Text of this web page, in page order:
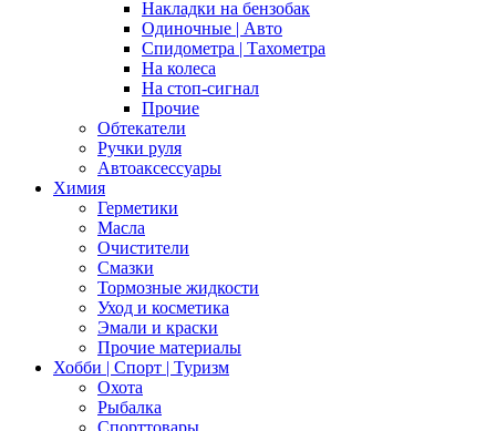
Накладки на бензобак
Одиночные | Авто
Спидометра | Тахометра
На колеса
На стоп-сигнал
Прочие
Обтекатели
Ручки руля
Автоаксессуары
Химия
Герметики
Масла
Очистители
Смазки
Тормозные жидкости
Уход и косметика
Эмали и краски
Прочие материалы
Хобби | Cпорт | Туризм
Охота
Рыбалка
Спорттовары